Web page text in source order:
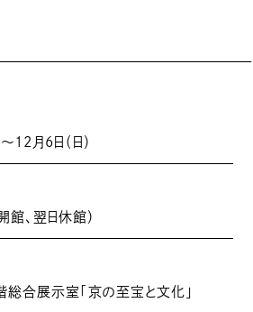
12月6日（日）
館、翌日休館）
合展示室「京の至宝と文化」